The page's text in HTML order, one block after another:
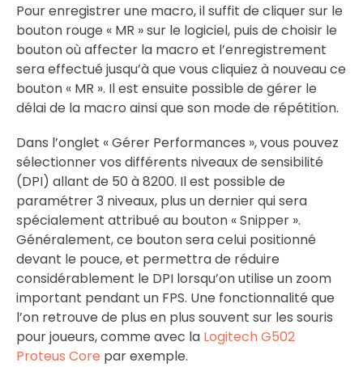
Pour enregistrer une macro, il suffit de cliquer sur le
bouton rouge « MR » sur le logiciel, puis de choisir le
bouton où affecter la macro et l’enregistrement
sera effectué jusqu’à que vous cliquiez à nouveau ce
bouton « MR ». Il est ensuite possible de gérer le
délai de la macro ainsi que son mode de répétition.
Dans l’onglet « Gérer Performances », vous pouvez
sélectionner vos différents niveaux de sensibilité
(DPI) allant de 50 à 8200. Il est possible de
paramétrer 3 niveaux, plus un dernier qui sera
spécialement attribué au bouton « Snipper ».
Généralement, ce bouton sera celui positionné
devant le pouce, et permettra de réduire
considérablement le DPI lorsqu’on utilise un zoom
important pendant un FPS. Une fonctionnalité que
l’on retrouve de plus en plus souvent sur les souris
pour joueurs, comme avec la Logitech G502
Proteus Core par exemple.